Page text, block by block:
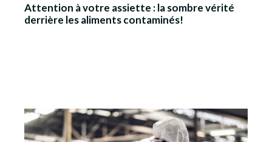
Attention à votre assiette : la sombre vérité
derrière les aliments contaminés!